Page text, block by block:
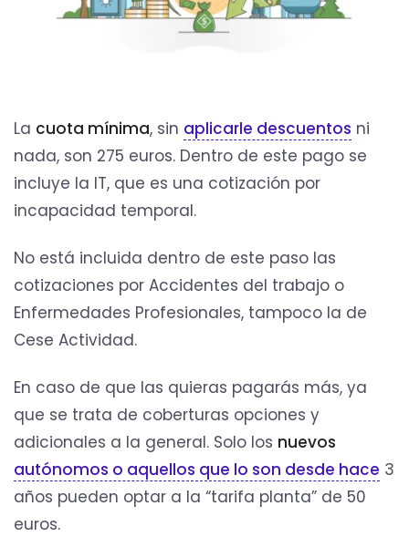
La cuota mínima, sin aplicarle descuentos ni
nada, son 275 euros. Dentro de este pago se
incluye la IT, que es una cotización por
incapacidad temporal.
No está incluida dentro de este paso las
cotizaciones por Accidentes del trabajo o
Enfermedades Profesionales, tampoco la de
Cese Actividad.
En caso de que las quieras pagarás más, ya
que se trata de coberturas opciones y
adicionales a la general. Solo los nuevos
autónomos o aquellos que lo son desde hace 3
años pueden optar a la “tarifa planta” de 50
euros.